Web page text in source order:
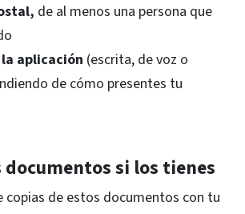
de al menos una persona que
aplicación (escrita, de voz o
de cómo presentes tu
documentos si los tienes
copias de estos documentos con tu